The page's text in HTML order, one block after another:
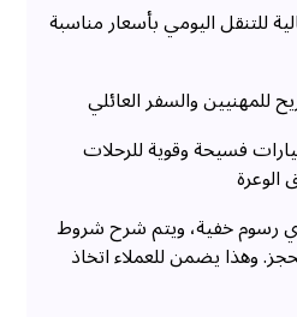
للتنقل اليومي بأسعار مناسبة
للمهنيين والسفر العائلي
فسيحة وقوية للرحلات
الوعرة
رسوم خفية، ويتم شرح شروط
وهذا يضمن للعملاء اتخاذ